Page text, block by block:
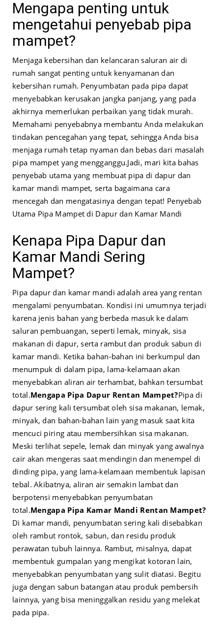
Mengapa penting untuk
mengetahui penyebab pipa
mampet?
Menjaga kebersihan dan kelancaran saluran air di
rumah sangat penting untuk kenyamanan dan
kebersihan rumah. Penyumbatan pada pipa dapat
menyebabkan kerusakan jangka panjang, yang pada
akhirnya memerlukan perbaikan yang tidak murah.
Memahami penyebabnya membantu Anda melakukan
tindakan pencegahan yang tepat, sehingga Anda bisa
menjaga rumah tetap nyaman dan bebas dari masalah
pipa mampet yang mengganggu.Jadi, mari kita bahas
penyebab utama yang membuat pipa di dapur dan
kamar mandi mampet, serta bagaimana cara
mencegah dan mengatasinya dengan tepat! Penyebab
Utama Pipa Mampet di Dapur dan Kamar Mandi
Kenapa Pipa Dapur dan
Kamar Mandi Sering
Mampet?
Pipa dapur dan kamar mandi adalah area yang rentan
mengalami penyumbatan. Kondisi ini umumnya terjadi
karena jenis bahan yang berbeda masuk ke dalam
saluran pembuangan, seperti lemak, minyak, sisa
makanan di dapur, serta rambut dan produk sabun di
kamar mandi. Ketika bahan-bahan ini berkumpul dan
menumpuk di dalam pipa, lama-kelamaan akan
menyebabkan aliran air terhambat, bahkan tersumbat
total.Mengapa Pipa Dapur Rentan Mampet?Pipa di
dapur sering kali tersumbat oleh sisa makanan, lemak,
minyak, dan bahan-bahan lain yang masuk saat kita
mencuci piring atau membersihkan sisa makanan.
Meski terlihat sepele, lemak dan minyak yang awalnya
cair akan mengeras saat mendingin dan menempel di
dinding pipa, yang lama-kelamaan membentuk lapisan
tebal. Akibatnya, aliran air semakin lambat dan
berpotensi menyebabkan penyumbatan
total.Mengapa Pipa Kamar Mandi Rentan Mampet?
Di kamar mandi, penyumbatan sering kali disebabkan
oleh rambut rontok, sabun, dan residu produk
perawatan tubuh lainnya. Rambut, misalnya, dapat
membentuk gumpalan yang mengikat kotoran lain,
menyebabkan penyumbatan yang sulit diatasi. Begitu
juga dengan sabun batangan atau produk pembersih
lainnya, yang bisa meninggalkan residu yang melekat
pada pipa.